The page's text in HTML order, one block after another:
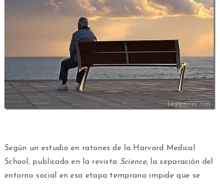
Según un estudio en ratones de la Harvard Medical
School, publicado en la revista Science, la separación del
entorno social en esa etapa temprana impide que se